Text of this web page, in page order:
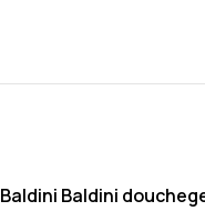
Baldini Baldini